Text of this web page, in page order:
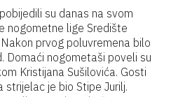
su danas na svom
nogometne lige Središte
prvog poluvremena bilo
Domaći nogometaši poveli su
Kristijana Sušilovića. Gosti
strijelac je bio Stipe Jurilj.